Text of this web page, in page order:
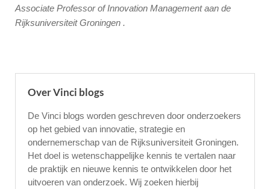
Associate Professor of Innovation Management aan de
Rijksuniversiteit Groningen .
Over Vinci blogs
De Vinci blogs worden geschreven door onderzoekers
op het gebied van innovatie, strategie en
ondernemerschap van de Rijksuniversiteit Groningen.
Het doel is wetenschappelijke kennis te vertalen naar
de praktijk en nieuwe kennis te ontwikkelen door het
uitvoeren van onderzoek. Wij zoeken hierbij